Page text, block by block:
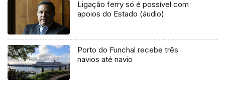
Ligação ferry só é possível com
apoios do Estado (áudio)
Porto do Funchal recebe três
navios até navio